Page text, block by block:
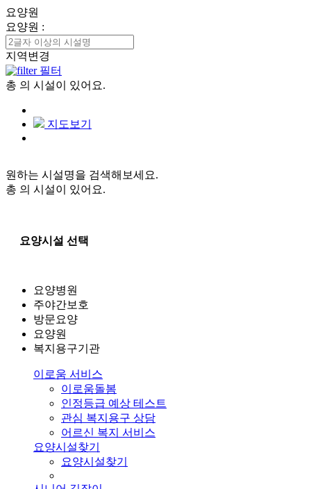
요양원
요양원 :
지역변경
필터
총 의 시설이 있어요.
지도보기
원하는 시설명을 검색해보세요.
총 의 시설이 있어요.
요양시설 선택
요양병원
주야간보호
방문요양
요양원
복지용구기관
이로움 서비스
이로움돌봄
인정등급 예상 테스트
관심 복지용구 상담
어르신 복지 서비스
요양시설찾기
요양시설찾기